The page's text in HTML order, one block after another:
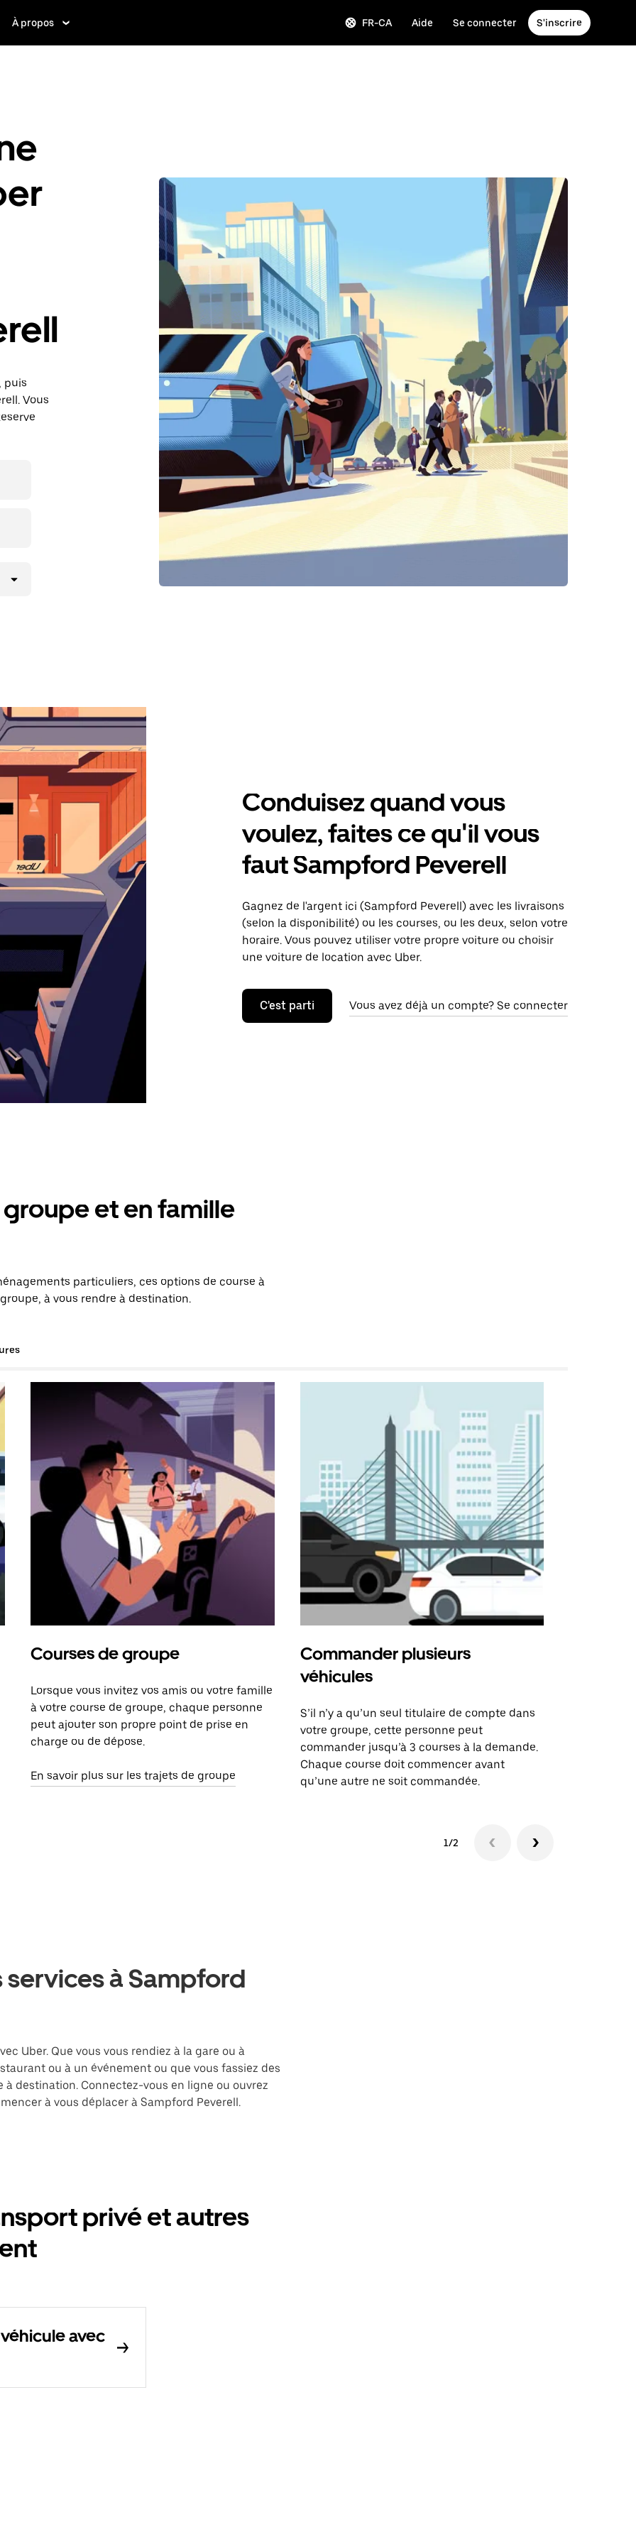
À propos FR-CA Aide Se connecter S'inscrire
puis
Vous
Conduisez quand vous
voulez, faites ce qu'il vous
faut Sampford Peverell
Gagnez de l'argent ici (Sampford Peverell) avec les livraisons
(selon la disponibilité) ou les courses, ou les deux, selon votre
horaire. Vous pouvez utiliser votre propre voiture ou choisir
une voiture de location avec Uber.
C'est parti Vous avez déjà un compte? Se connecter
et en famille
particuliers, ces options de course à
à vous rendre à destination.
Courses de groupe
Lorsque vous invitez vos amis ou votre famille
à votre course de groupe, chaque personne
peut ajouter son propre point de prise en
charge ou de dépose.
En savoir plus sur les trajets de groupe
Commander plusieurs
véhicules
S’il n’y a qu’un seul titulaire de compte dans
votre groupe, cette personne peut
commander jusqu’à 3 courses à la demande.
Chaque course doit commencer avant
qu’une autre ne soit commandée.
1/2
à Sampford
Uber. Que vous vous rendiez à la gare ou à
ou à un événement ou que vous fassiez des
destination. Connectez-vous en ligne ou ouvrez
à vous déplacer à Sampford Peverell.
privé et autres
avec